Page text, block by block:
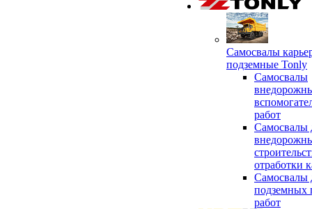
Самосвалы
подземные Tonly
Самосвалы
работ
Самосвалы
отработки
Самосвалы
подземных
работ